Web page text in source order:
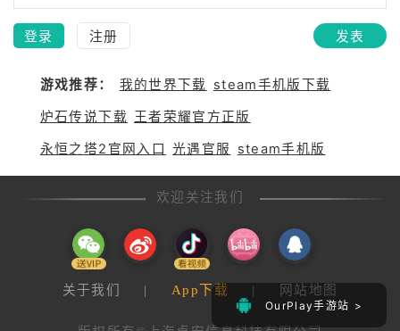
OurPlay手游站 >
登录 注册 发表
游戏推荐： 我的世界下载 steam手机版下载
炉石传说下载 王者荣耀官方正版
永恒之塔2官网入口 光遇官服 steam手机版
欢迎关注我们
关于我们 | App下载 | 网站地图